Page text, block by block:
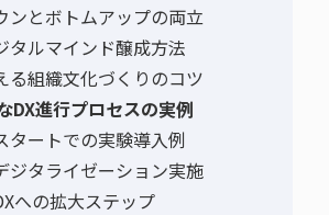
ンとボトムアップの両立
タルマインド醸成方法
る組織文化づくりのコツ
DX進行プロセスの実例
タートでの実験導入例
ジタライゼーション実施
への拡大ステップ